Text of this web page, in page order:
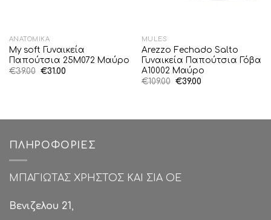
ΑΝΑΤΟΜΙΚΆ
My soft Γυναικεία
Παπούτσια 25M072 Μαύρο
€39.00 Original
€31.00Η
MULES
Arezzo Fechado Salto
Γυναικεία Παπούτσια Γόβα
A10002 Μαύρο
€109.00 Original
€39.00Η
ΠΛΗΡΟΦΟΡΊΕΣ
ΜΠΑΓΙΩΤΑΣ ΧΡΗΣΤΟΣ ΚΑΙ ΣΙΑ ΟΕ
Βενιζελου 21,